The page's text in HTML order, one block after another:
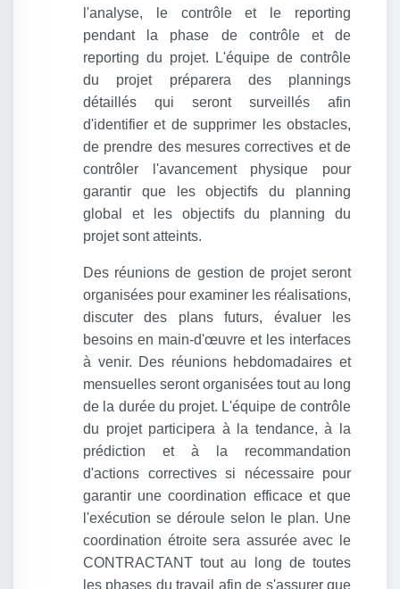
l'analyse, le contrôle et le reporting
pendant la phase de contrôle et de
reporting du projet. L'équipe de contrôle
du projet préparera des plannings
détaillés qui seront surveillés afin
d'identifier et de supprimer les obstacles,
de prendre des mesures correctives et de
contrôler l'avancement physique pour
garantir que les objectifs du planning
global et les objectifs du planning du
projet sont atteints.
Des réunions de gestion de projet seront
organisées pour examiner les réalisations,
discuter des plans futurs, évaluer les
besoins en main-d'œuvre et les interfaces
à venir. Des réunions hebdomadaires et
mensuelles seront organisées tout au long
de la durée du projet. L'équipe de contrôle
du projet participera à la tendance, à la
prédiction et à la recommandation
d'actions correctives si nécessaire pour
garantir une coordination efficace et que
l'exécution se déroule selon le plan. Une
coordination étroite sera assurée avec le
CONTRACTANT tout au long de toutes
les phases du travail afin de s'assurer que